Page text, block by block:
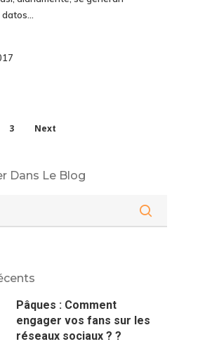
3 Next
Dans Le Blog
Pâques : Comment
engager vos fans sur les
réseaux sociaux ? ?